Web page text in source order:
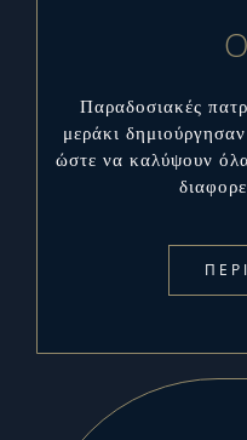
Παραδοσιακές
μεράκι
ώστε να καλύψουν